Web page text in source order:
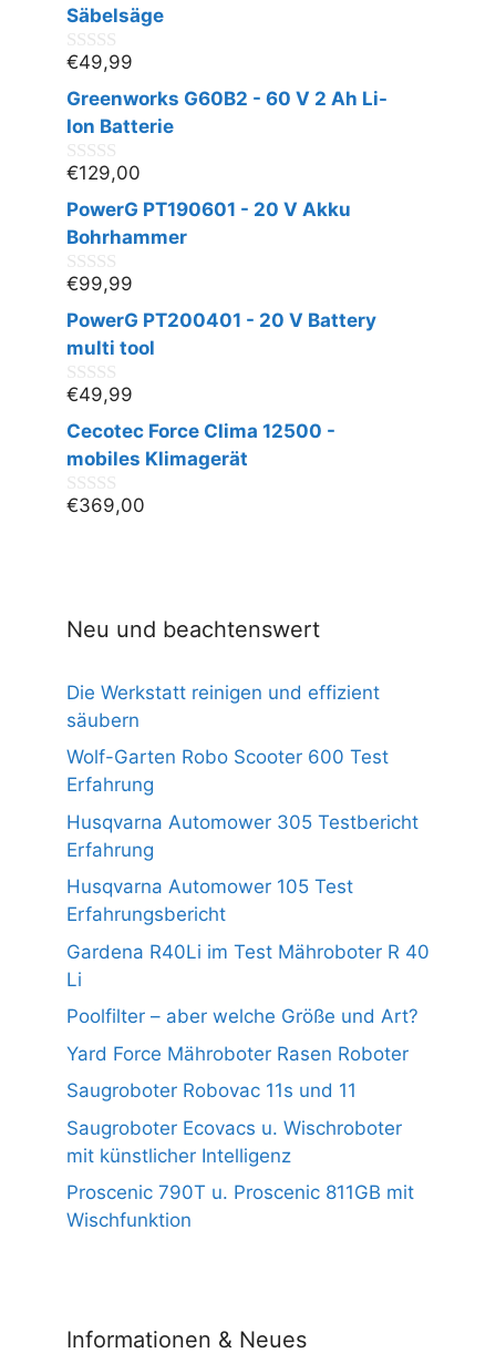
Säbelsäge
0
v
o
n
€49,99
Greenworks G60B2 - 60 V 2 Ah Li-
Ion Batterie
0
v
o
n
€129,00
PowerG PT190601 - 20 V Akku
Bohrhammer
0
v
o
n
€99,99
PowerG PT200401 - 20 V Battery
multi tool
0
v
o
n
€49,99
Cecotec Force Clima 12500 -
mobiles Klimagerät
0
€369,00
Neu und beachtenswert
Die Werkstatt reinigen und effizient
säubern
Wolf-Garten Robo Scooter 600 Test
Erfahrung
Husqvarna Automower 305 Testbericht
Erfahrung
Husqvarna Automower 105 Test
Erfahrungsbericht
Gardena R40Li im Test Mähroboter R 40
Li
Poolfilter – aber welche Größe und Art?
Yard Force Mähroboter Rasen Roboter
Saugroboter Robovac 11s und 11
Saugroboter Ecovacs u. Wischroboter
mit künstlicher Intelligenz
Proscenic 790T u. Proscenic 811GB mit
Wischfunktion
Informationen & Neues